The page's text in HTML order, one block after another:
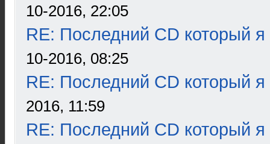
10-2016, 22:05
RE: Последний CD который я
10-2016, 08:25
RE: Последний CD который я
2016, 11:59
RE: Последний CD который я